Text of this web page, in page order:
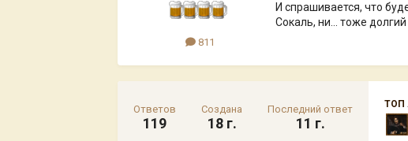
811
И спрашивается, что
Сокаль, ни... тоже
Ответов
119
Создана
18 г.
Последний ответ
11 г.
ТОП